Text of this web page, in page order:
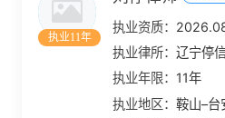
执业11年
执业资质：
执业律所：辽宁停
执业年限： 11年
执业地区：鞍山–台